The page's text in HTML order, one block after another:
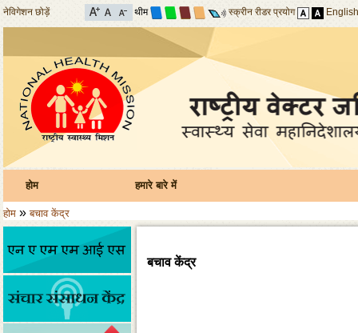
नेविगेशन छोड़ें थीम स्क्रीन रीडर प्रयोग English
होम हमारे बारे में
होम »बचाव केंद्र
बचाव केंद्र